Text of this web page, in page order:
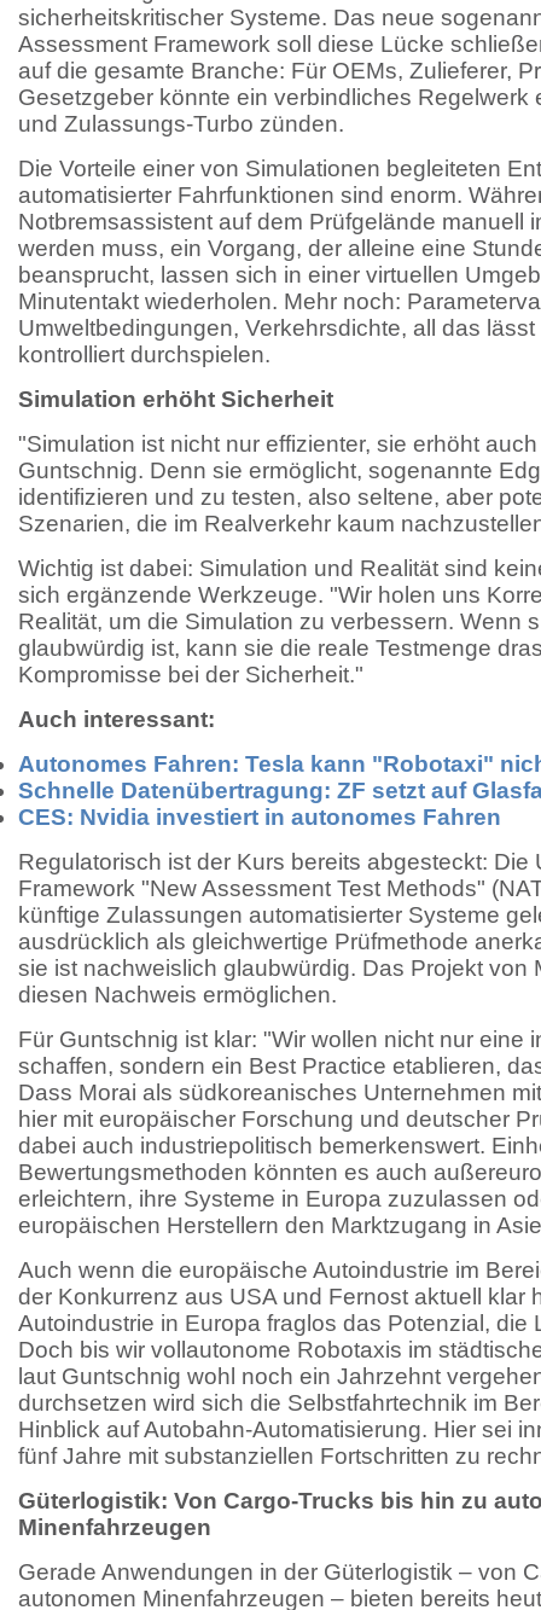
sicherheitskritischer Systeme. Das neue
Assessment Framework soll diese Lücke
auf die gesamte Branche: Für OEMs, Zulieferer,
Gesetzgeber könnte ein verbindliches Regelwerk
und Zulassungs-Turbo zünden.
Die Vorteile einer von Simulationen begleiteten
automatisierter Fahrfunktionen sind enorm.
Notbremsassistent auf dem Prüfgelände manuell
werden muss, ein Vorgang, der alleine eine
beansprucht, lassen sich in einer virtuellen
Minutentakt wiederholen. Mehr noch:
Umweltbedingungen, Verkehrsdichte, all das
kontrolliert durchspielen.
Simulation erhöht Sicherheit
"Simulation ist nicht nur effizienter, sie erhöht
Guntschnig. Denn sie ermöglicht, sogenannte
identifizieren und zu testen, also seltene, aber
Szenarien, die im Realverkehr kaum
Wichtig ist dabei: Simulation und Realität sind
sich ergänzende Werkzeuge. "Wir holen uns
Realität, um die Simulation zu verbessern. Wenn
glaubwürdig ist, kann sie die reale Testmenge
Kompromisse bei der Sicherheit."
Auch interessant:
Autonomes Fahren: Tesla kann "Robotaxi"
Schnelle Datenübertragung: ZF setzt auf
CES: Nvidia investiert in autonomes Fahren
Regulatorisch ist der Kurs bereits abgesteckt: Die
Framework "New Assessment Test Methods"
künftige Zulassungen automatisierter Systeme
ausdrücklich als gleichwertige Prüfmethode
sie ist nachweislich glaubwürdig. Das Projekt von
diesen Nachweis ermöglichen.
Für Guntschnig ist klar: "Wir wollen nicht nur eine
schaffen, sondern ein Best Practice etablieren,
Dass Morai als südkoreanisches Unternehmen
hier mit europäischer Forschung und deutscher
dabei auch industriepolitisch bemerkenswert.
Bewertungsmethoden könnten es auch
erleichtern, ihre Systeme in Europa zuzulassen
europäischen Herstellern den Marktzugang in
Auch wenn die europäische Autoindustrie im
der Konkurrenz aus USA und Fernost aktuell klar
Autoindustrie in Europa fraglos das Potenzial, die
Doch bis wir vollautonome Robotaxis im
laut Guntschnig wohl noch ein Jahrzehnt
durchsetzen wird sich die Selbstfahrtechnik im
Hinblick auf Autobahn-Automatisierung. Hier sei
fünf Jahre mit substanziellen Fortschritten zu
Güterlogistik: Von Cargo-Trucks bis hin zu
Minenfahrzeugen
Gerade Anwendungen in der Güterlogistik – von
autonomen Minenfahrzeugen – bieten bereits